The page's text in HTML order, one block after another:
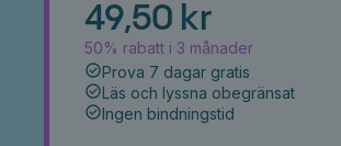
49,50 kr
50% rabatt i 3 månader
Prova 7 dagar gratis
Läs och lyssna obegränsat
Ingen bindningstid